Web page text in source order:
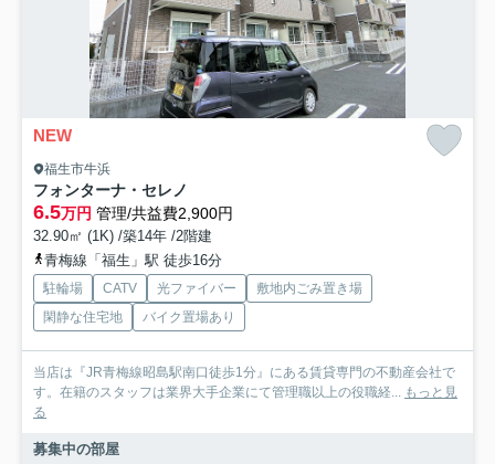
NEW
福生市牛浜
フォンターナ・セレノ
6.5万円 管理/共益費2,900円
32.90㎡ (1K) /築14年 /2階建
青梅線「福生」駅 徒歩16分
駐輪場 CATV 光ファイバー
敷地内ごみ置き場
閑静な住宅地
バイク置場あり
当店は『JR青梅線昭島駅南口徒歩1分』にある賃貸専門の不動産会社で
す。在籍のスタッフは業界大手企業にて管理職以上の役職経... もっと見
る
募集中の部屋